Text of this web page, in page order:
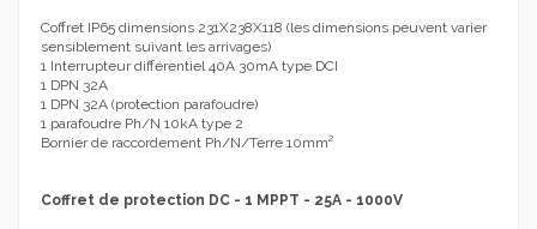
Coffret IP65 dimensions 231X238X118 (les dimensions peuvent varier
sensiblement suivant les arrivages)
1 Interrupteur différentiel 40A 30mA type DCI
1 DPN 32A
1 DPN 32A (protection parafoudre)
1 parafoudre Ph/N 10kA type 2
Bornier de raccordement Ph/N/Terre 10mm²
Coffret de protection DC - 1 MPPT - 25A - 1000V